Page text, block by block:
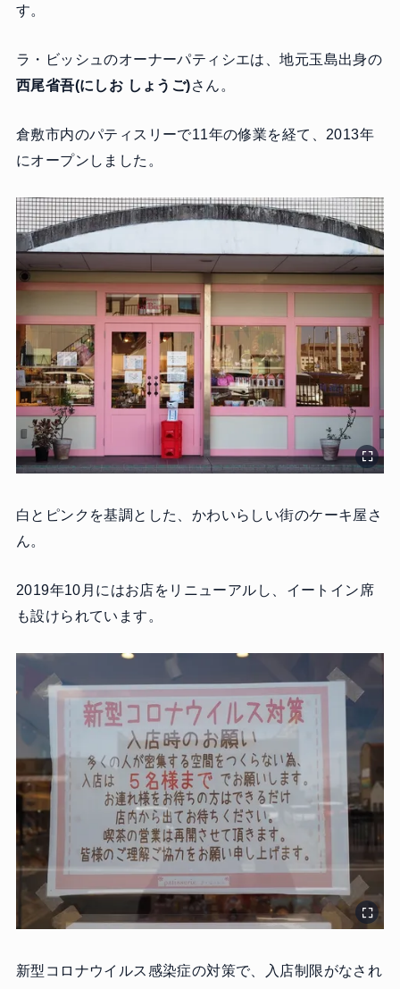
す。
ラ・ビッシュのオーナーパティシエは、地元玉島出身の
西尾省吾(にしお しょうご)さん。
倉敷市内のパティスリーで11年の修業を経て、2013年
にオープンしました。
白とピンクを基調とした、かわいらしい街のケーキ屋さ
ん。
2019年10月にはお店をリニューアルし、イートイン席
も設けられています。
新型コロナウイルス感染症の対策で、入店制限がなされ